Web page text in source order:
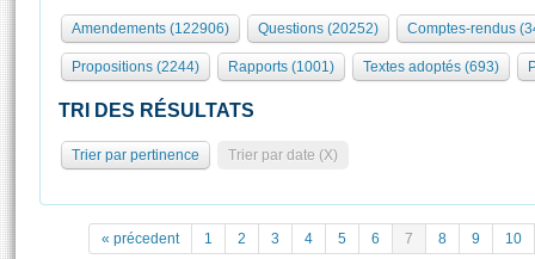
577 députés
Groupes politiques
Commissions et autres organes
Europe et International
Pétitions
Organisation de l'Assemblée
Présidence Conférence des Présidents Bureau Collège des
Statistiques et chiffres clés
Documents de référence
( Constitution | Règlement de l'Assemblée ... )
Visite virtuelle du palais Bourbon
Assister à une séance
La Bibliothèque
Amendements (122906) Questions (20252) Comptes-rendus
Propositions (2244) Rapports (1001) Textes adoptés (693)
TRI DES RÉSULTATS
Trier par pertinence Trier par date (X)
« précedent 1 2 3 4 5 6 7 8 9 10